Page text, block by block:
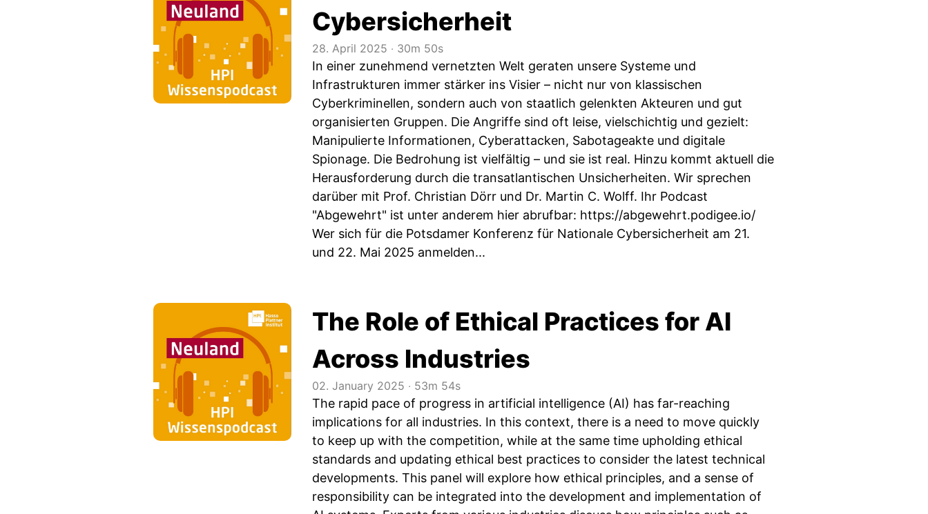
Cybersicherheit
28. April 2025 ‧ 30m 50s
In einer zunehmend vernetzten Welt geraten unsere Systeme und
Infrastrukturen immer stärker ins Visier – nicht nur von klassischen
Cyberkriminellen, sondern auch von staatlich gelenkten Akteuren und gut
organisierten Gruppen. Die Angriffe sind oft leise, vielschichtig und gezielt:
Manipulierte Informationen, Cyberattacken, Sabotageakte und digitale
Spionage. Die Bedrohung ist vielfältig – und sie ist real. Hinzu kommt aktuell die
Herausforderung durch die transatlantischen Unsicherheiten. Wir sprechen
darüber mit Prof. Christian Dörr und Dr. Martin C. Wolff. Ihr Podcast
"Abgewehrt" ist unter anderem hier abrufbar: https://abgewehrt.podigee.io/
Wer sich für die Potsdamer Konferenz für Nationale Cybersicherheit am 21.
und 22. Mai 2025 anmelden...
The Role of Ethical Practices for AI
Across Industries
02. January 2025 ‧ 53m 54s
The rapid pace of progress in artificial intelligence (AI) has far-reaching
implications for all industries. In this context, there is a need to move quickly
to keep up with the competition, while at the same time upholding ethical
standards and updating ethical best practices to consider the latest technical
developments. This panel will explore how ethical principles, and a sense of
responsibility can be integrated into the development and implementation of